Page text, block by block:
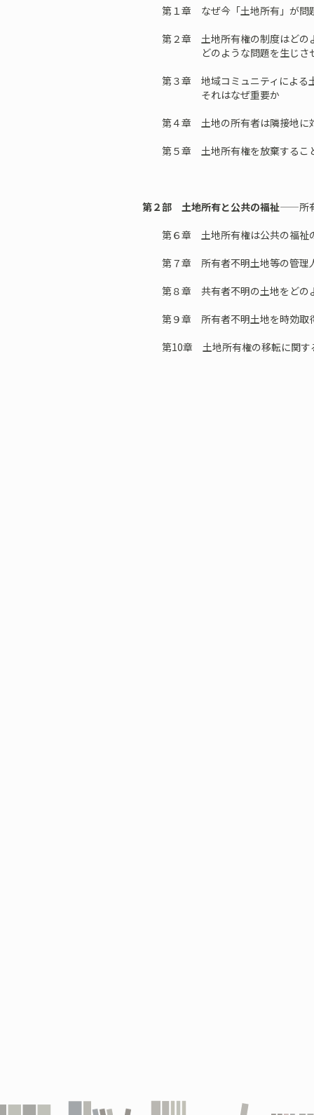
第１章 なぜ今「土地所有」が問
第２章 土地所有権の制度はどの
どのような問題を生じさせ
第３章 地域コミュニティによる
それはなぜ重要か
第４章 土地の所有者は隣接地に
第５章 土地所有権を放棄するこ
第２部 土地所有と公共の福祉——所
第６章 土地所有権は公共の福祉
第７章 所有者不明土地等の管理
第８章 共有者不明の土地をどの
第９章 所有者不明土地を時効取
第10章 土地所有権の移転に関す